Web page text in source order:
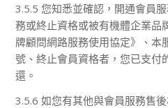
3.5.5 您知悉並確認，開通會員
務或終止資格或被有機體企業品
牌顧問網路服務使用協定》、本
號、終止會員資格者，您已支付
還。
3.5.6 如您有其他與會員服務售